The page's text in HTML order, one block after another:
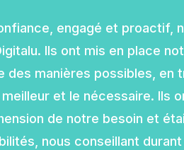
engagé et proactif,
Ils ont mis en place
des manières possibles, en
et le nécessaire. Ils
de notre besoin et
nous conseillant